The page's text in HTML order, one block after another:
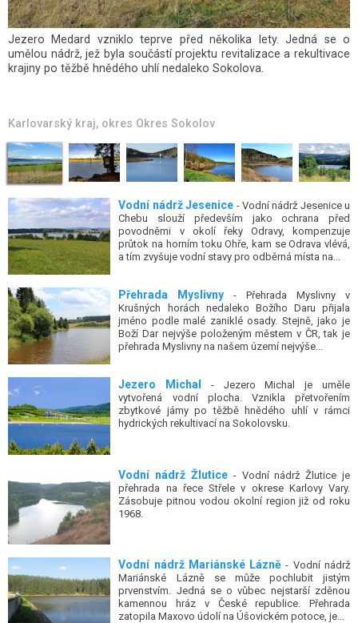
Božídarské rašeliniště nedaleko nejvýše položeného městečka v
České republice – Božího Daru je v současné době národní
přírodní rezervací.
Karlovarský kraj, okres Okres Karlovy Vary
Vodní nádrž Jesenice - Vodní nádrž Jesenice u
Chebu slouží především jako ochrana před
povodněmi v okolí řeky Odravy, kompenzuje
průtok na horním toku Ohře, kam se Odrava vlévá,
a tím zvyšuje vodní stavy pro odběrná místa na...
Přehrada Myslivny - Přehrada Myslivny v
Krušných horách nedaleko Božího Daru přijala
jméno podle malé zaniklé osady. Stejně, jako je
Boží Dar nejvýše položeným městem v ČR, tak je
přehrada Myslivny na našem území nejvýše...
Jezero Michal
- Jezero Michal je uměle
vytvořená vodní plocha. Vznikla přetvořením
zbytkové jámy po těžbě hnědého uhlí v rámci
hydrických rekultivací na Sokolovsku.
Vodní nádrž Žlutice - Vodní nádrž Žlutice je
přehrada na řece Střele v okrese Karlovy Vary.
Zásobuje pitnou vodou okolní region již od roku
1968.
Vodní nádrž Mariánské Lázně - Vodní nádrž
Mariánské Lázně se může pochlubit jistým
prvenstvím. Jedná se o vůbec nejstarší zděnou
kamennou hráz v České republice. Přehrada
zatopila Maxovo údolí na Úšovickém potoce, je...